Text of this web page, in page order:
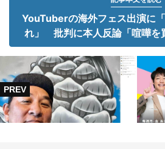
YouTuberの海外フェス出演に
れ」 批判に本人反論「喧嘩を